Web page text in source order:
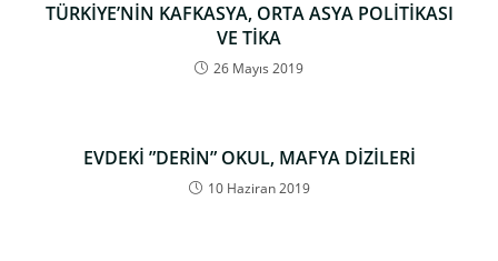
TÜRKİYE’NİN KAFKASYA, ORTA ASYA POLİTİKASI
VE TİKA
26 Mayıs 2019
EVDEKİ ”DERİN” OKUL, MAFYA DİZİLERİ
10 Haziran 2019